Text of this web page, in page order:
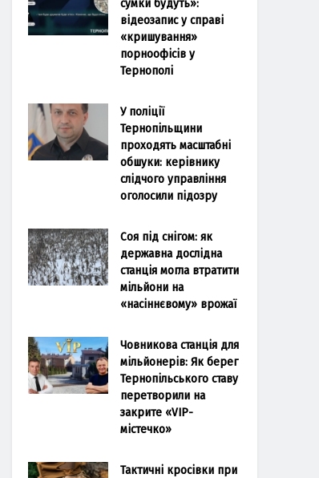
відеозапис у справі
«кришування»
порноофісів у
Тернополі
У поліції
Тернопільщини
проходять масштабні
обшуки: керівнику
слідчого управління
оголосили підозру
Соя під снігом: як
державна дослідна
станція могла втратити
мільйони на
«насіннєвому» врожаї
Човникова станція для
мільйонерів: Як берег
Тернопільського ставу
перетворили на
закрите «VIP-
містечко»
Тактичні кросівки при